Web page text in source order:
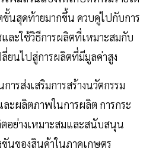
นสุดท้ายมากขึ้น ควบคู่ไปกับการ
ละใช้วิธีการผลิตที่เหมาะสมกับ
นไปสู่การผลิตที่มีมูลค่าสูง
ารส่งเสริมการสร้างนวัตกรรม
ะผลิตภาพในการผลิต การกระ
ตอย่างเหมาะสมและสนับสนุน
ขันของสินค้าในภาคเกษตร